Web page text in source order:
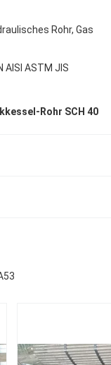
Rohr, Gas
AISI ASTM JIS
Rohr SCH 40